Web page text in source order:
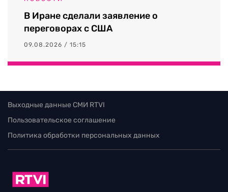
В Иране сделали заявление о
переговорах с США
09.08.2026 / 15:15
Выходные данные СМИ RTVI
Пользовательское соглашение
Политика обработки персональных данных